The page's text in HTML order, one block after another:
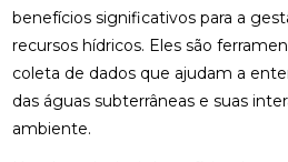
benefícios significativos para a
recursos hídricos. Eles são
coleta de dados que ajudam a
das águas subterrâneas e suas
ambiente.